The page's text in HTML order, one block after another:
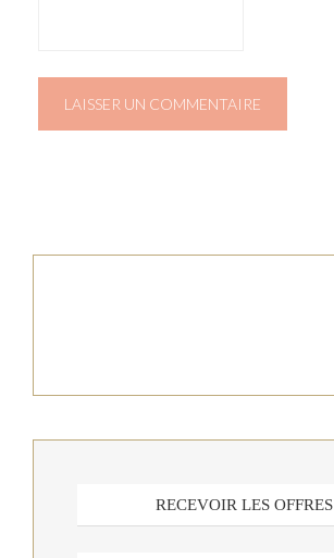
RECEVOIR LES OFFRES